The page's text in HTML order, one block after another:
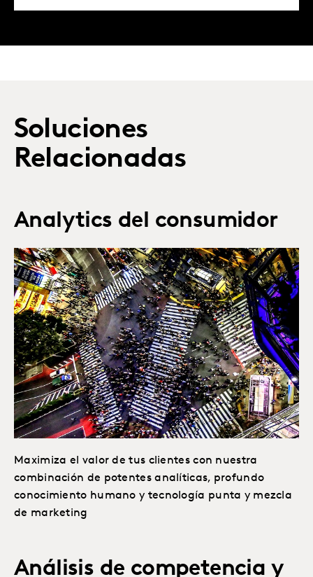
Soluciones
Relacionadas
Analytics del consumidor
Maximiza el valor de tus clientes con nuestra
combinación de potentes analíticas, profundo
conocimiento humano y tecnología punta y mezcla
de marketing
Análisis de competencia y